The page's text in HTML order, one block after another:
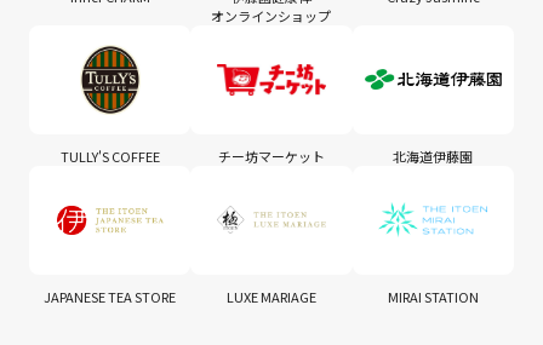
オンラインショップ
TULLY'S COFFEE チー坊マーケット 北海道伊藤園
JAPANESE TEA STORE LUXE MARIAGE MIRAI STATION